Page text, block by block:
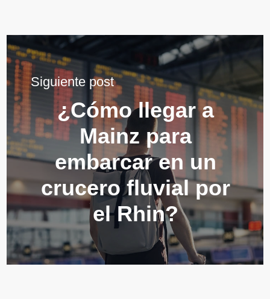
Siguiente post
¿Cómo llegar a
Mainz para
embarcar en un
crucero fluvial por
el Rhin?